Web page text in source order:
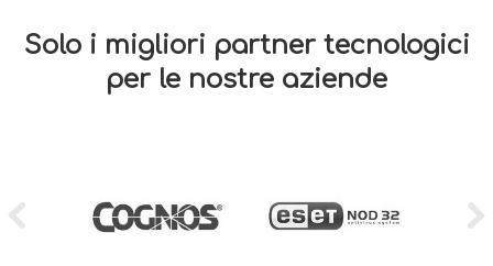
Solo i migliori partner tecnologici
per le nostre aziende